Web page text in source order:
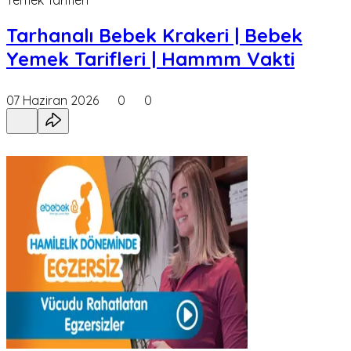
Tarhanalı Bebek Krakeri | Bebek
Yemek Tarifleri | Hammm Vakti
07 Haziran 2026 0 0